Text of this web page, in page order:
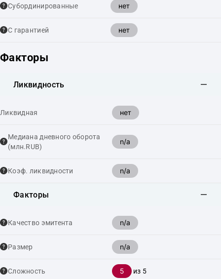
Cубординированные нет
С гарантией нет
Факторы
Ликвидность
Ликвидная нет
Медиана дневного оборота
(млн.RUB)
n/a
Коэф. ликвидности n/a
Факторы
Качество эмитента n/a
Размер n/a
Сложность 5 из 5